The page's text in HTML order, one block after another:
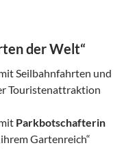
der Welt“
Seilbahnfahrten und
Touristenattraktion
Parkbotschafterin
Gartenreich“